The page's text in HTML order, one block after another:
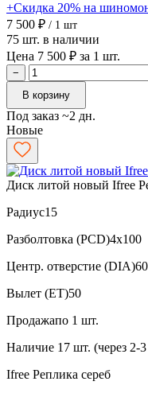
+Скидка 20% на
7 500 ₽ / 1 шт
75 шт. в наличии
Цена 7 500 ₽ за 1 шт.
−
В корзину
Под заказ ~2 дн.
Новые
Диск литой новый Ifree
Радиус15
Разболтовка (PCD)4x100
Центр. отверстие (DIA)
Вылет (ET)50
Продажапо 1 шт.
Наличие 17 шт. (через 2-
Ifree Реплика сереб